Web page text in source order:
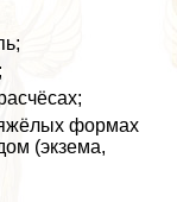
формах
(экзема,